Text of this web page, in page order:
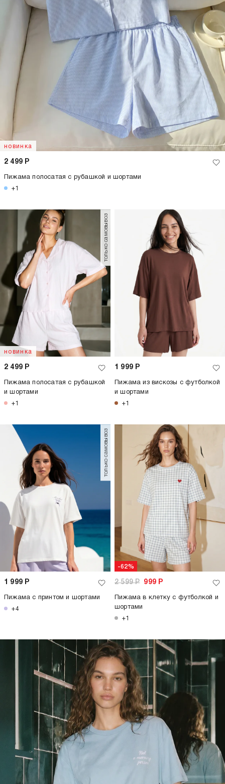
новинка
2 499 Р
Пижама полосатая с рубашкой и шортами
+1
новинка
только самовывоз
2 499 Р
Пижама полосатая с рубашкой
и шортами
+1
1 999 Р
Пижама из вискозы с футболкой
и шортами
+1
только самовывоз
1 999 Р
Пижама с принтом и шортами
+4
-62%
2 599Р 999 Р
Пижама в клетку с футболкой и
шортами
+1